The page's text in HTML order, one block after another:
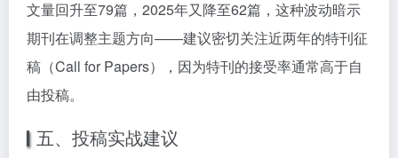
文量回升至79篇，2025年又降至62篇，这种波动暗示
期刊在调整主题方向——建议密切关注近两年的特刊征
稿（Call for Papers），因为特刊的接受率通常高于自
由投稿。
五、投稿实战建议